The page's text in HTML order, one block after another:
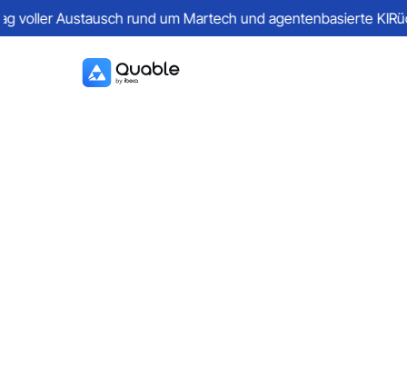
voller Austausch rund um Martech und agentenbasierte KI